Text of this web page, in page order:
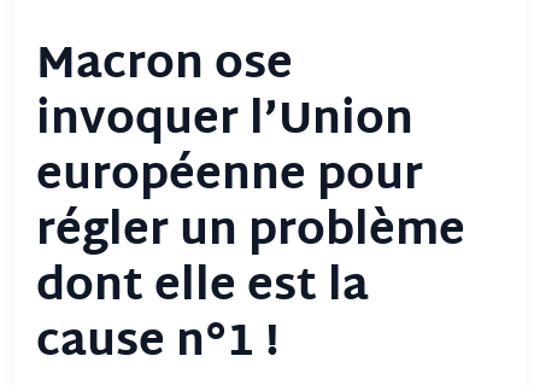
Macron ose
invoquer l’Union
européenne pour
régler un problème
dont elle est la
cause n°1 !